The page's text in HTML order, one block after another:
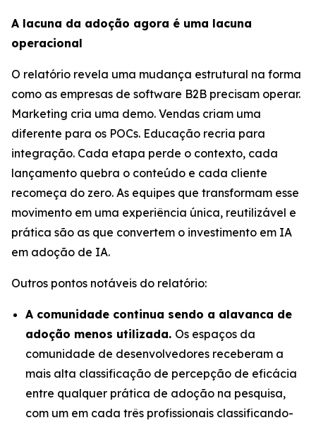
A lacuna da adoção agora é uma lacuna
operacional
O relatório revela uma mudança estrutural na forma
como as empresas de software B2B precisam operar.
Marketing cria uma demo. Vendas criam uma
diferente para os POCs. Educação recria para
integração. Cada etapa perde o contexto, cada
lançamento quebra o conteúdo e cada cliente
recomeça do zero. As equipes que transformam esse
movimento em uma experiência única, reutilizável e
prática são as que convertem o investimento em IA
em adoção de IA.
Outros pontos notáveis do relatório:
A comunidade continua sendo a alavanca de
adoção menos utilizada. Os espaços da
comunidade de desenvolvedores receberam a
mais alta classificação de percepção de eficácia
entre qualquer prática de adoção na pesquisa,
com um em cada três profissionais classificando-